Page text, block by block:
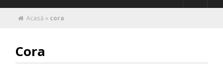
Acasă » cora
Cora